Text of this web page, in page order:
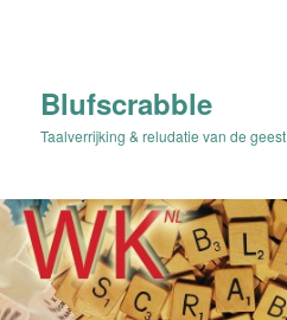
inhoudBlufscrabble
Taalverrijking & reludatie van de geest